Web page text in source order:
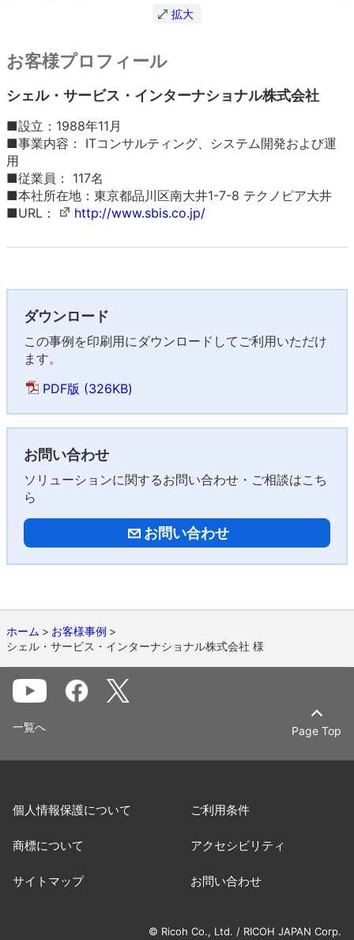
拡大
お客様プロフィール
シェル・サービス・インターナショナル株式会社
■設立：1988年11月
■事業内容： ITコンサルティング、システム開発および運
用
■従業員： 117名
■本社所在地：東京都品川区南大井1-7-8 テクノピア大井
■URL： http://www.sbis.co.jp/
ダウンロード
この事例を印刷用にダウンロードしてご利用いただけ
ます。
PDF版 (326KB)
お問い合わせ
ソリューションに関するお問い合わせ・ご相談はこち
ら
お問い合わせ
ホーム
お客様事例
シェル・サービス・インターナショナル株式会社 様
Page Top
一覧へ
個人情報保護について ご利用条件
商標について アクセシビリティ
サイトマップ お問い合わせ
© Ricoh Co., Ltd. / RICOH JAPAN Corp.